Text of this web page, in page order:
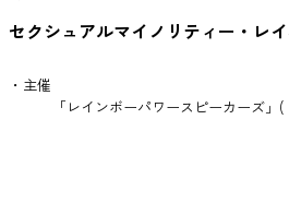
セクシュアルマイノリティー・レ
・主催
「レインボーパワースピーカーズ」